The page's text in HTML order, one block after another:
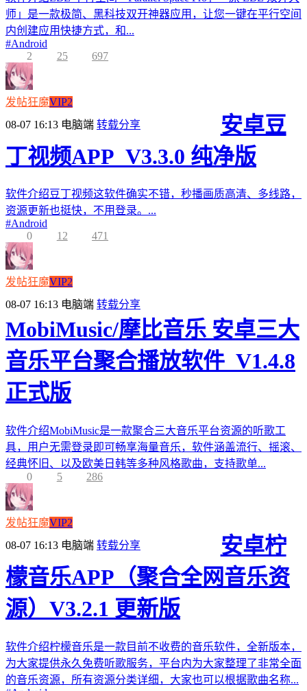
师」是一款极简、黑科技双开神器应用，让您一键在平行空间
内创建应用快捷方式，和...
#Android
2
25 697
发帖狂魔VIP2
08-07 16:13 电脑端 转载分享
安卓豆
丁视频APP_V3.3.0 纯净版
软件介绍豆丁视频这软件确实不错，秒播画质高清、多线路，
资源更新也挺快，不用登录。...
#Android
0
12 471
发帖狂魔VIP2
08-07 16:13 电脑端 转载分享
MobiMusic/摩比音乐 安卓三大
音乐平台聚合播放软件_V1.4.8
正式版
软件介绍MobiMusic是一款聚合三大音乐平台资源的听歌工
具，用户无需登录即可畅享海量音乐，软件涵盖流行、摇滚、
经典怀旧、以及欧美日韩等多种风格歌曲，支持歌单...
0
5 286
发帖狂魔VIP2
08-07 16:13 电脑端 转载分享
安卓柠
檬音乐APP（聚合全网音乐资
源）V3.2.1 更新版
软件介绍柠檬音乐是一款目前不收费的音乐软件，全新版本，
为大家提供永久免费听歌服务，平台内为大家整理了非常全面
的音乐资源，所有资源分类详细，大家也可以根据歌曲名称...